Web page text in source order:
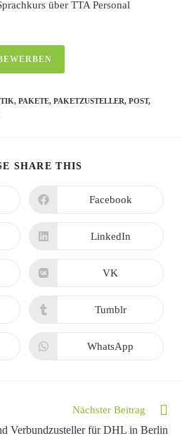
über TTA Personal
, PAKETE, PAKETZUSTELLER, POST,
SHARE THIS
Facebook
LinkedIn
VK
Tumblr
WhatsApp
Nächster Beitrag
Verbundzusteller für DHL in Berlin